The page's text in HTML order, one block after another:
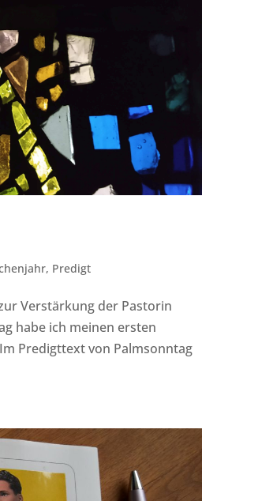
, Predigt
Verstärkung der Pastorin
habe ich meinen ersten
Predigttext von Palmsonntag